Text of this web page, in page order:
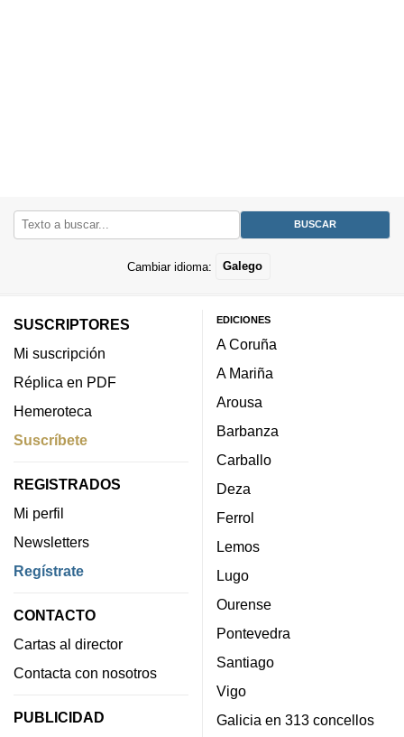
Cambiar idioma: Galego
SUSCRIPTORES
Mi suscripción
Réplica en PDF
Hemeroteca
Suscríbete
REGISTRADOS
Mi perfil
Newsletters
Regístrate
CONTACTO
Cartas al director
Contacta con nosotros
PUBLICIDAD
EDICIONES
A Coruña
A Mariña
Arousa
Barbanza
Carballo
Deza
Ferrol
Lemos
Lugo
Ourense
Pontevedra
Santiago
Vigo
Galicia en 313 concellos